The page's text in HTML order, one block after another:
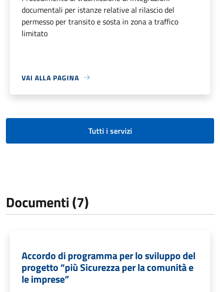
documentali per istanze relative al rilascio del
permesso per transito e sosta in zona a traffico
limitato
VAI ALLA PAGINA
Tutti i servizi
Documenti (7)
Accordo di programma per lo sviluppo del
progetto “più Sicurezza per la comunità e
le imprese”